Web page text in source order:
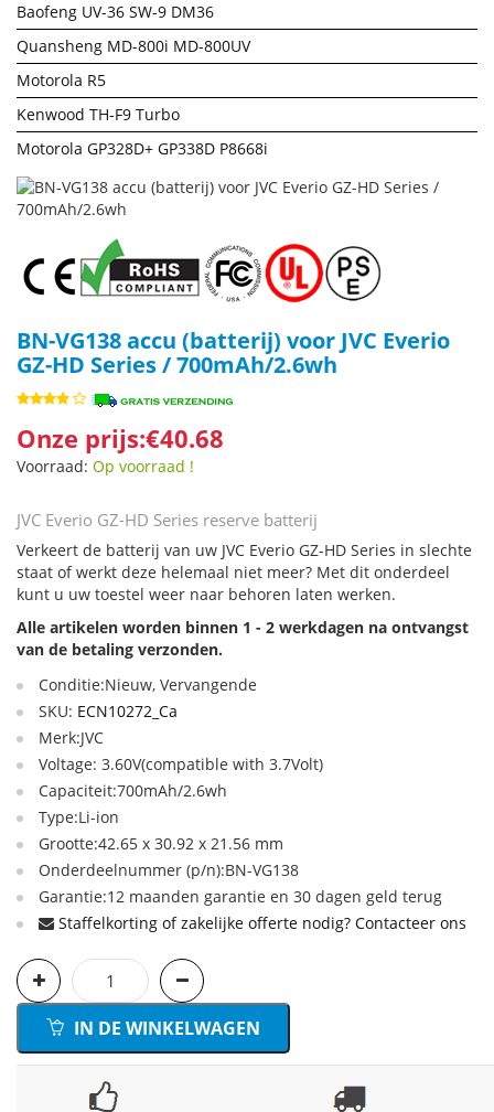
Baofeng UV-36 SW-9 DM36
Quansheng MD-800i MD-800UV
Motorola R5
Kenwood TH-F9 Turbo
Motorola GP328D+ GP338D P8668i
BN-VG138 accu (batterij) voor JVC Everio
GZ-HD Series / 700mAh/2.6wh
Onze prijs:€40.68
Voorraad: Op voorraad !
JVC Everio GZ-HD Series reserve batterij
Verkeert de batterij van uw JVC Everio GZ-HD Series in slechte
staat of werkt deze helemaal niet meer? Met dit onderdeel
kunt u uw toestel weer naar behoren laten werken.
Alle artikelen worden binnen 1 - 2 werkdagen na ontvangst
van de betaling verzonden.
Conditie:Nieuw, Vervangende
SKU: ECN10272_Ca
Merk:JVC
Voltage: 3.60V(compatible with 3.7Volt)
Capaciteit:700mAh/2.6wh
Type:Li-ion
Grootte:42.65 x 30.92 x 21.56 mm
Onderdeelnummer (p/n):BN-VG138
Garantie:12 maanden garantie en 30 dagen geld terug
Staffelkorting of zakelijke offerte nodig? Contacteer ons
IN DE WINKELWAGEN